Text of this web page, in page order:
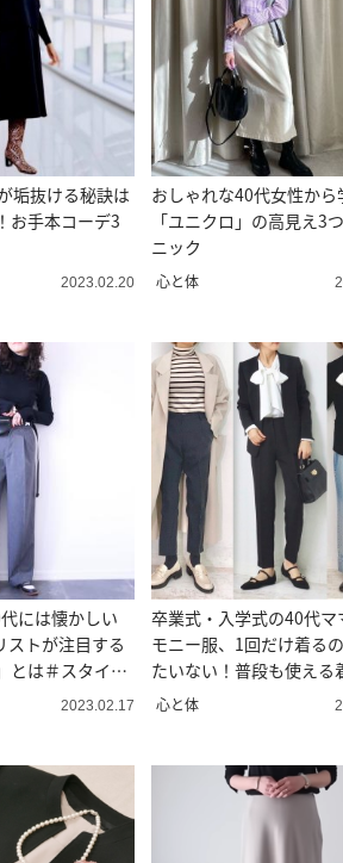
垢抜ける秘訣は
お手本コーデ3
2023.02.20
おしゃれな40代女性から
「ユニクロ」の高見え3
ニック
心と体
には懐かしい
トが注目する
とは＃スタイリ
2023.02.17
卒業式・入学式の40代マ
モニー服、1回だけ着る
たいない！普段も使える
ーデ
心と体